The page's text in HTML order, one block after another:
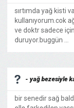
sırtımda yağ kisti
kullanıyorum.cok
ve doktr sadece
duruyor.buggün ...
- yağ bezesiyle
bir senedir sağ